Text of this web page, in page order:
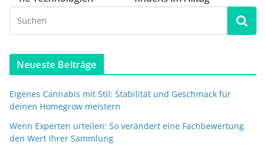
Neueste Beiträge
Eigenes Cannabis mit Stil: Stabilität und Geschmack für
deinen Homegrow meistern
Wenn Experten urteilen: So verändert eine Fachbewertung
den Wert Ihrer Sammlung